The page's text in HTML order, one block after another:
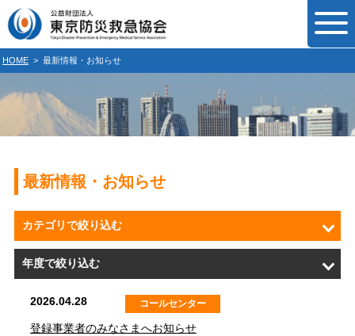
HOME > 最新情報・お知らせ
最新情報・お知らせ
カテゴリで絞り込む
年度で絞り込む
2026.04.28 コールセンター
登録事業者のみなさまへお知らせ